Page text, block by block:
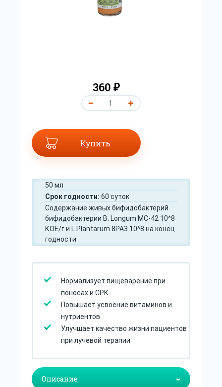
360 ₽
Купить
50 мл
Срок годности: 60 суток
Содержание живых бифидобактерий
бифидобактерии B. Longum MC-42 10^8
КОЕ/г и L.Plantarum 8PA3 10^8 на конец
годности
Нормализует пищеварение при
поносах и СРК
Повышает усвоение витаминов и
нутриентов
Улучшает качество жизни пациентов
при лучевой терапии